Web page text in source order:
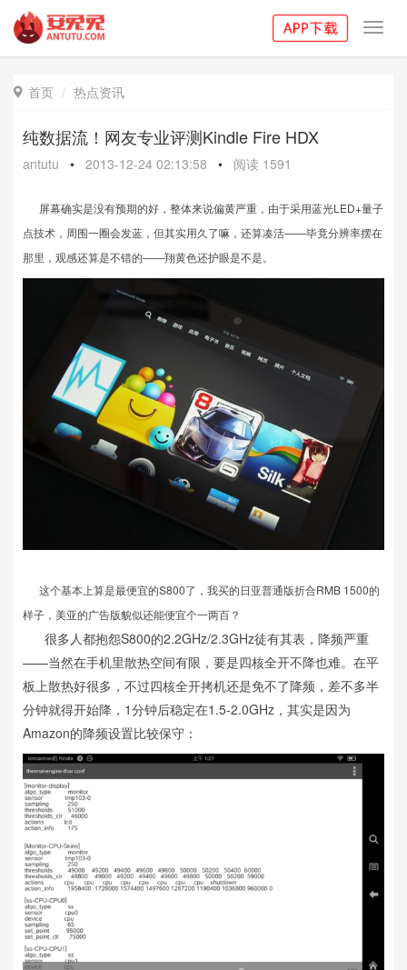
 首页 热点资讯
纯数据流！网友专业评测Kindle Fire HDX
antutu • 2013-12-24 02:13:58 • 阅读 1591
屏幕确实是没有预期的好，整体来说偏黄严重，由于采用蓝光LED+量子
点技术，周围一圈会发蓝，但其实用久了嘛，还算凑活——毕竟分辨率摆在
那里，观感还算是不错的——翔黄色还护眼是不是。
这个基本上算是最便宜的S800了，我买的日亚普通版折合RMB 1500的
样子，美亚的广告版貌似还能便宜个一两百？
很多人都抱怨S800的2.2GHz/2.3GHz徒有其表，降频严重
——当然在手机里散热空间有限，要是四核全开不降也难。在平
板上散热好很多，不过四核全开拷机还是免不了降频，差不多半
分钟就得开始降，1分钟后稳定在1.5-2.0GHz，其实是因为
Amazon的降频设置比较保守：